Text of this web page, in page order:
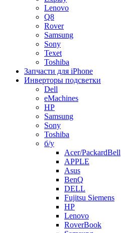
Lenovo
Q8
Rover
Samsung
Sony
Texet
Toshiba
Запчасти для iPhone
Инверторы подсветки
Dell
eMachines
HP
Samsung
Sony
Toshiba
б/у
Acer/PackardBell
APPLE
Asus
BenQ
DELL
Fujitsu Siemens
HP
Lenovo
RoverBook